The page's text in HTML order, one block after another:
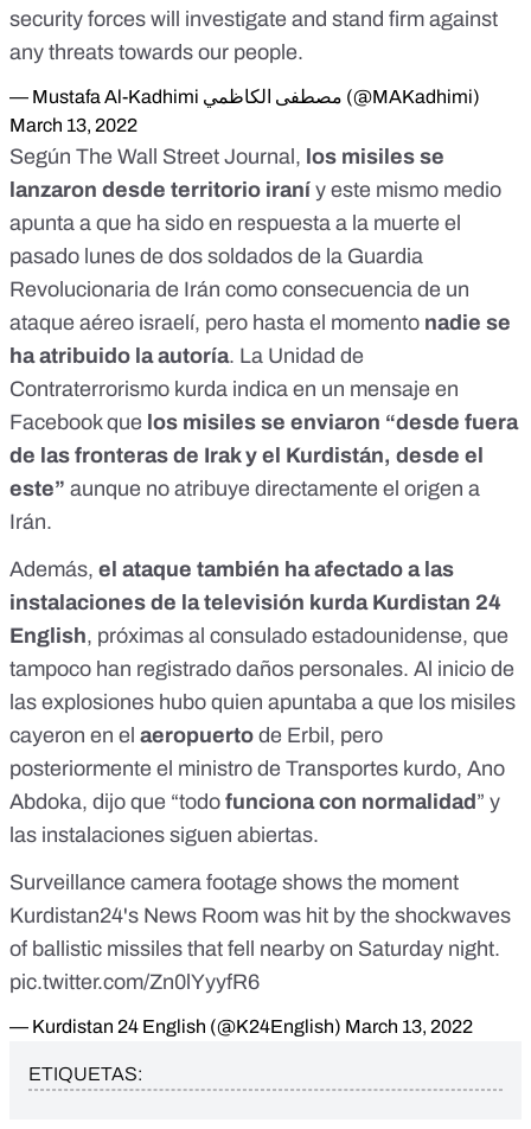
security forces will investigate and stand firm against
any threats towards our people.
— Mustafa Al-Kadhimi مصطفى الكاظمي (@MAKadhimi)
March 13, 2022
Según The Wall Street Journal , los misiles se
lanzaron desde territorio iraní y este mismo medio
apunta a que ha sido en respuesta a la muerte el
pasado lunes de dos soldados de la Guardia
Revolucionaria de Irán como consecuencia de un
ataque aéreo israelí, pero hasta el momento nadie se
ha atribuido la autoría. La Unidad de
Contraterrorismo kurda indica en un mensaje en
Facebookque los misiles se enviaron “desde fuera
de las fronteras de Irak y el Kurdistán, desde el
este” aunque no atribuye directamente el origen a
Irán.
Además, el ataque también ha afectado a las
instalaciones de la televisión kurda Kurdistan 24
English, próximas al consulado estadounidense, que
tampoco han registrado daños personales. Al inicio de
las explosiones hubo quien apuntaba a que los misiles
cayeron en el aeropuerto de Erbil, pero
posteriormente el ministro de Transportes kurdo, Ano
Abdoka, dijo que “todo funciona con normalidad ” y
las instalaciones siguen abiertas.
Surveillance camera footage shows the moment
Kurdistan24's News Room was hit by the shockwaves
of ballistic missiles that fell nearby on Saturday night.
pic.twitter.com/Zn0lYyyfR6
— Kurdistan 24 English (@K24English) March 13, 2022
ETIQUETAS: